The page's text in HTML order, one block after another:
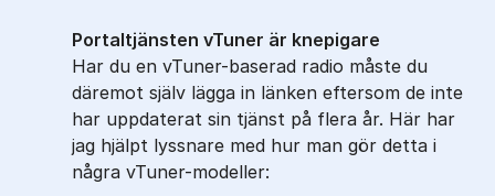
Portaltjänsten vTuner är knepigare
Har du en vTuner-baserad radio måste du
däremot själv lägga in länken eftersom de inte
har uppdaterat sin tjänst på flera år. Här har
jag hjälpt lyssnare med hur man gör detta i
några vTuner-modeller: